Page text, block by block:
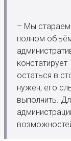
– Мы
полном
остаться в
нужен, его
выполнить.